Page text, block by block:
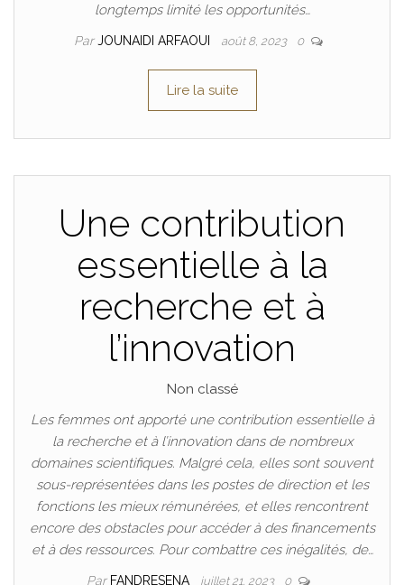
longtemps limité les opportunités…
ParJOUNAIDI ARFAOUI août 8, 2023 0
Lire la suite
Une contribution
essentielle à la
recherche et à
l’innovation
Non classé
Les femmes ont apporté une contribution essentielle à
la recherche et à l’innovation dans de nombreux
domaines scientifiques. Malgré cela, elles sont souvent
sous-représentées dans les postes de direction et les
fonctions les mieux rémunérées, et elles rencontrent
encore des obstacles pour accéder à des financements
et à des ressources. Pour combattre ces inégalités, de…
Par FANDRESENA juillet 21, 2023 0